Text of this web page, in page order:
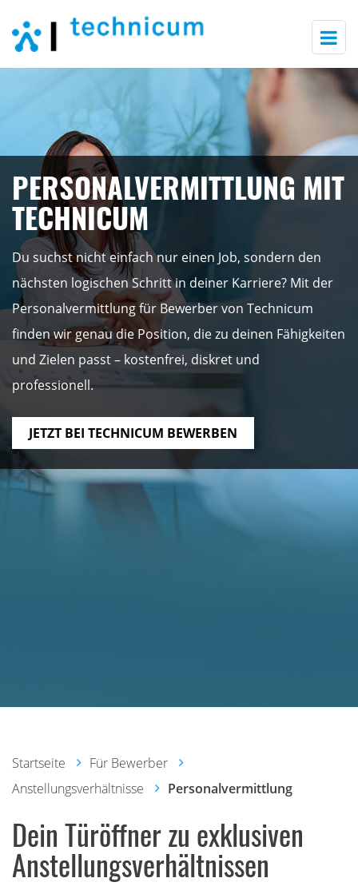
PERSONALVERMITTLUNG MIT
TECHNICUM
Du suchst nicht einfach nur einen Job, sondern den
nächsten logischen Schritt in deiner Karriere? Mit der
Personalvermittlung für Bewerber von Technicum
finden wir genau die Position, die zu deinen Fähigkeiten
und Zielen passt – kostenfrei, diskret und
professionell.
JETZT BEI TECHNICUM BEWERBEN
Startseite
Für Bewerber
Anstellungsverhältnisse
Personalvermittlung
Dein Türöffner zu exklusiven
Anstellungsverhältnissen